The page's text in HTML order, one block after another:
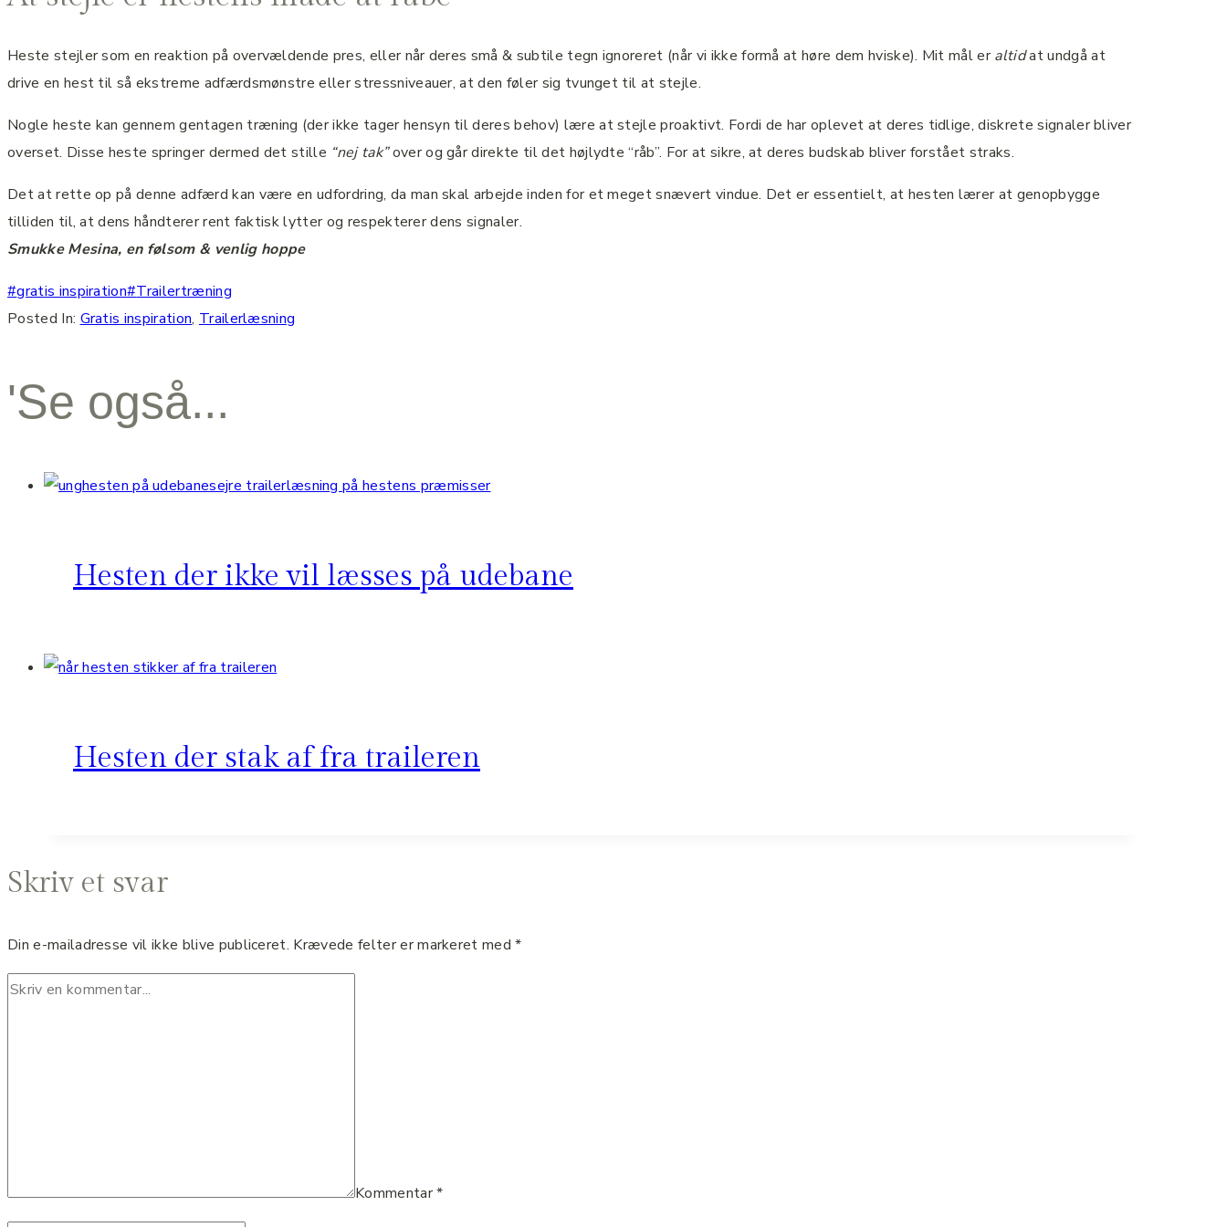
Heste stejler som en reaktion på overvældende pres, eller når deres små & subtile tegn ignoreret (når vi ikke formå at høre dem hviske). Mit mål eraltidat undgå at
drive en hest til så ekstreme adfærdsmønstre eller stressniveauer, at den føler sig tvunget til at stejle.
Nogle heste kan gennem gentagen træning (der ikke tager hensyn til deres behov) lære at stejle proaktivt. Fordi de har oplevet at deres tidlige, diskrete signaler bliver
overset. Disse heste springer dermed det stille “nej tak”over og går direkte til det højlydte “råb”. For at sikre, at deres budskab bliver forstået straks.
Det at rette op på denne adfærd kan være en udfordring, da man skal arbejde inden for et meget snævert vindue. Det er essentielt, at hesten lærer at genopbygge
tilliden til, at dens håndterer rent faktisk lytter og respekterer dens signaler.
Smukke Mesina, en følsom & venlig hoppe
Indlæg-
tags:
#gratis inspiration#Trailertræning
Posted In: Gratis inspiration, Trailerlæsning
'Se også...
Hesten der ikke vil læsses på udebane
Hesten der stak af fra traileren
Skriv et svar
Din e-mailadresse vil ikke blive publiceret. Krævede felter er markeret med*
Kommentar*